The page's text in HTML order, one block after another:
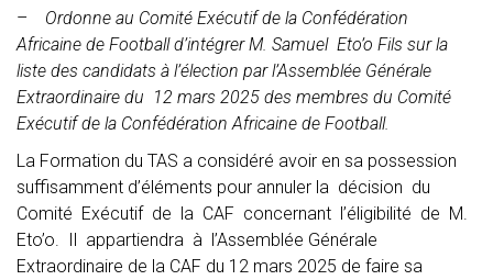
– Ordonne au Comité Exécutif de la Confédération
Africaine de Football d’intégrer M. Samuel Eto’o Fils sur la
liste des candidats à l’élection par l’Assemblée Générale
Extraordinaire du 12 mars 2025 des membres du Comité
Exécutif de la Confédération Africaine de Football.
La Formation du TAS a considéré avoir en sa possession
suffisamment d’éléments pour annuler la décision du
Comité Exécutif de la CAF concernant l’éligibilité de M.
Eto’o. Il appartiendra à l’Assemblée Générale
Extraordinaire de la CAF du 12 mars 2025 de faire sa